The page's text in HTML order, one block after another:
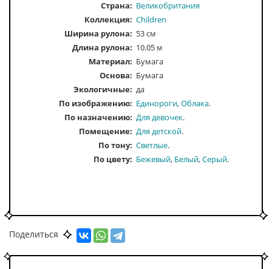
Страна: Великобритания
Коллекция: Children
Ширина рулона: 53 см
Длина рулона: 10.05 м
Материал: Бумага
Основа: Бумага
Экологичные: да
По изображению
Единороги Облака
По назначению Для девочек
Помещение Для детской
По тону Светлые
По цвету
Бежевый Белый Серый
Поделиться